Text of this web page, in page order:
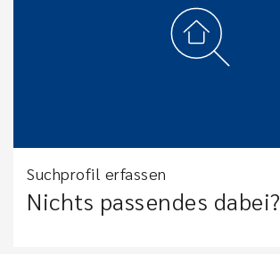
Suchprofil erfassen
Nichts passendes dabei?